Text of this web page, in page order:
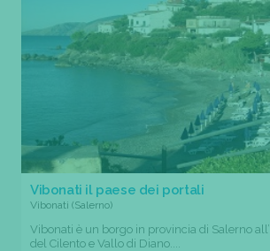
Vibonati il paese dei portali
Vibonati (Salerno)
Vibonati è un borgo in provincia di Salerno
del Cilento e Vallo di Diano....